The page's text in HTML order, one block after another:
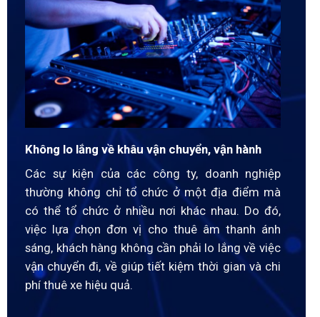
Không lo lắng về khâu vận chuyển, vận hành
Các sự kiện của các công ty, doanh nghiệp
thường không chỉ tổ chức ở một địa điểm mà
có thể tổ chức ở nhiều nơi khác nhau. Do đó,
việc lựa chọn đơn vị cho thuê âm thanh ánh
sáng, khách hàng không cần phải lo lắng về việc
vận chuyển đi, về giúp tiết kiệm thời gian và chi
phí thuê xe hiệu quả.